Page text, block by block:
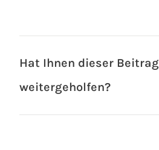
Hat Ihnen dieser Beitrag
weitergeholfen?